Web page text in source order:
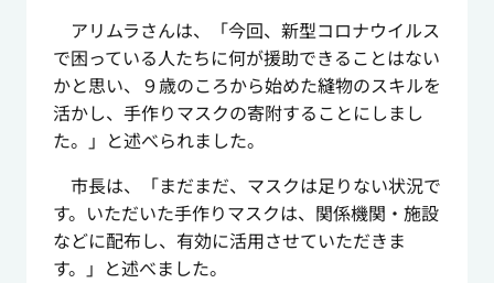
アリムラさんは、「今回、新型コロナウイルス
で困っている人たちに何が援助できることはない
かと思い、９歳のころから始めた縫物のスキルを
活かし、手作りマスクの寄附することにしまし
た。」と述べられました。
市長は、「まだまだ、マスクは足りない状況で
す。いただいた手作りマスクは、関係機関・施設
などに配布し、有効に活用させていただきま
す。」と述べました。